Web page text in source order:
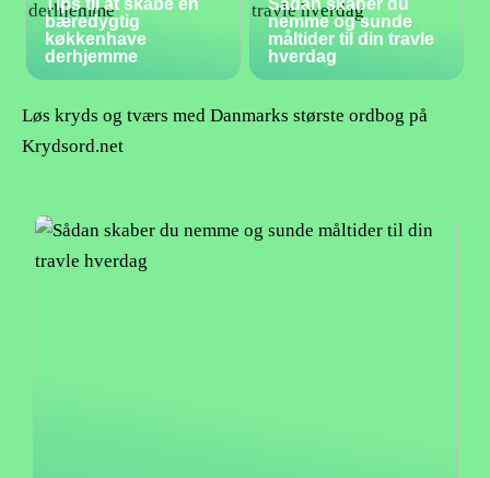
Tips til at skabe en
bæredygtig
køkkenhave
derhjemme
Sådan skaber du
nemme og sunde
måltider til din travle
hverdag
Løs kryds og tværs med Danmarks største ordbog på
Krydsord.net